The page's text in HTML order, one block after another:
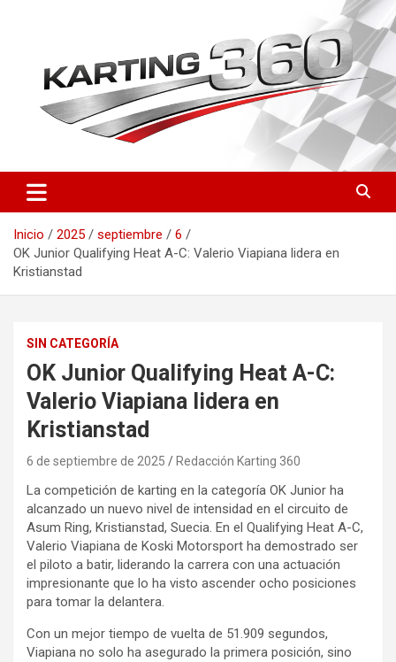
Karting 360 | Noticias,
Campeonatos y Pilotos de
Karting en España
Toda la actualidad del karting nacional e internacional: resultados
del CEK, FIA Karting, fichas de pilotos, circuitos y novedades
técnicas. Actualizado a diario.
Inicio
2025 septiembre
6
OK Junior Qualifying Heat A-C: Valerio Viapiana lidera en
Kristianstad
SIN CATEGORÍA
OK Junior Qualifying Heat A-C:
Valerio Viapiana lidera en
Kristianstad
6 de septiembre de 2025 Redacción Karting 360
La competición de karting en la categoría OK Junior ha
alcanzado un nuevo nivel de intensidad en el circuito de
Asum Ring, Kristianstad, Suecia. En el Qualifying Heat A-C,
Valerio Viapiana de Koski Motorsport ha demostrado ser
el piloto a batir, liderando la carrera con una actuación
impresionante que lo ha visto ascender ocho posiciones
para tomar la delantera.
Con un mejor tiempo de vuelta de 51.909 segundos,
Viapiana no solo ha asegurado la primera posición, sino